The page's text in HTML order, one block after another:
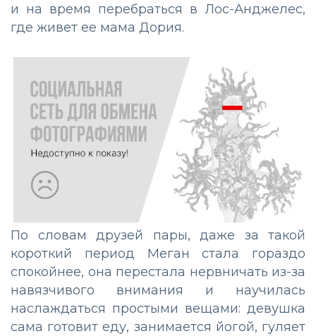
и на время перебраться в Лос-Анджелес,
где живет ее мама Дория.
По словам друзей пары, даже за такой
короткий период Меган стала гораздо
спокойнее, она перестала нервничать из-за
навязчивого внимания и научилась
наслаждаться простыми вещами: девушка
сама готовит еду, занимается йогой, гуляет